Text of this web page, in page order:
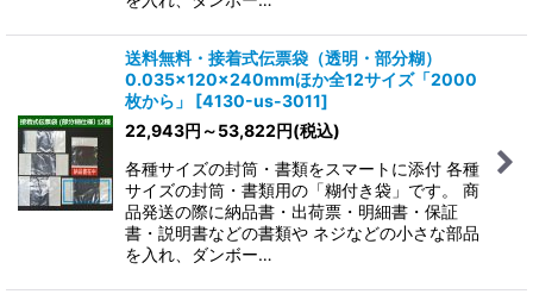
送料無料・接着式伝票袋（透明・部分糊）
0.035×120×240mmほか全12サイズ「2000
枚から」
[4130-us-3011]
22,943円 ～53,822円(税込)
各種サイズの封筒・書類をスマートに添付 各種
サイズの封筒・書類用の「糊付き袋」です。 商
品発送の際に納品書・出荷票・明細書・保証
書・説明書などの書類や ネジなどの小さな部品
を入れ、ダンボー…